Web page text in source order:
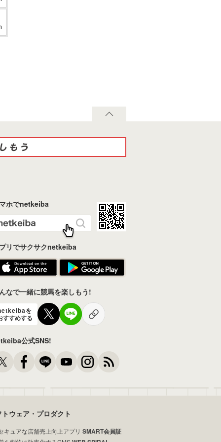
ホでnetkeiba
リでサクサクnetkeiba
なで一緒に競馬を楽しもう!
を
すすめする
公式SNS!
トウェア・プロダクト
キュアな店舗売上向上アプリ SMART会員証